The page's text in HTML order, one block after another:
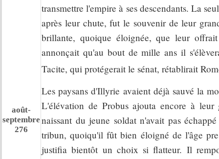
août-
septembre
276
transmettre l'empire à ses descendants. La
après leur chute, fut le souvenir de leur
brillante, quoique éloignée, que leur
annonçait qu'au bout de mille ans il
Tacite, qui protégerait le sénat, rétablirait
Les paysans d'Illyrie avaient déjà sauvé la
L'élévation de Probus ajouta encore à
naissant du jeune soldat n'avait pas
tribun, quoiqu'il fût bien éloigné de l'âge
justifia bientôt un choix si flatteur. Il